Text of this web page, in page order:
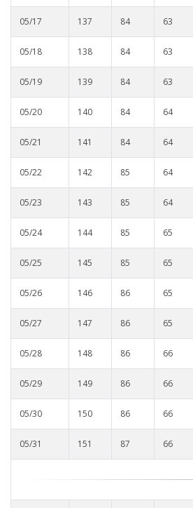
05/17 137 84 63
05/18 138 84 63
05/19 139 84 63
05/20 140 84 64
05/21 141 84 64
05/22 142 85 64
05/23 143 85 64
05/24 144 85 65
05/25 145 85 65
05/26 146 86 65
05/27 147 86 65
05/28 148 86 66
05/29 149 86 66
05/30 150 86 66
05/31 151 87 66